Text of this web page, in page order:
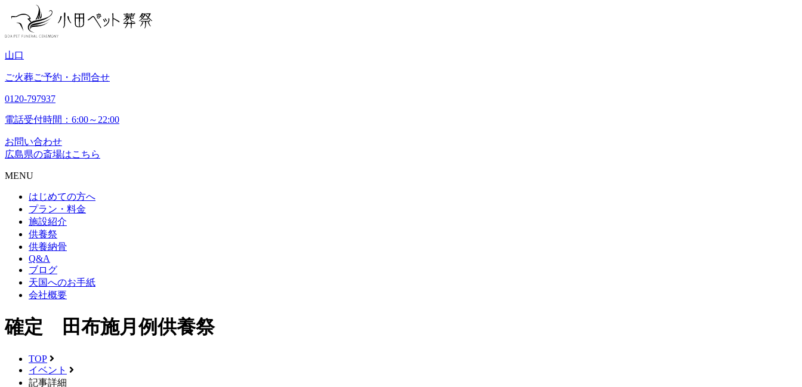
山口
ご火葬ご予約・お問合せ
0120-797937
電話受付時間：6:00～22:00
お問い合わせ
広島県の斎場はこちら
MENU
はじめての方へ
プラン・料金
施設紹介
供養祭
供養納骨
Q&A
ブログ
天国へのお手紙
会社概要
確定 田布施月例供養祭
TOP
イベント
記事詳細